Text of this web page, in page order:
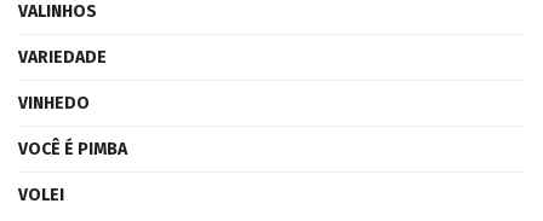
VALINHOS
VARIEDADE
VINHEDO
VOCÊ É PIMBA
VOLEI